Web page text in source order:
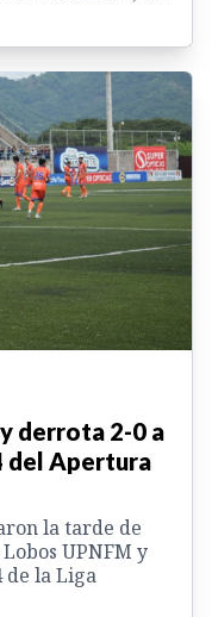
derrota 2-0 a
del Apertura
la tarde de
UPNFM y
la Liga